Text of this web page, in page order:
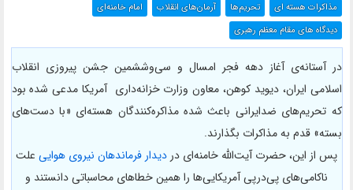
مذاکرات هسته ای تحریم‌ها آرمان‌های انقلاب
امام خامنه‌ای
دیدگاه های مقام معظم رهبری
در آستانه‌ی آغاز دهه فجر امسال و سی‌وششمین جشن پیروزی انقلاب
اسلامی ایران، دیوید کوهن، معاون وزارت خزانه‌داری آمریکا مدعی شده بود
که تحریم‌های ضدایرانی باعث شده مذاکره‌کنندگان هسته‌ای «با دست‌های
بسته» قدم به مذاکرات بگذارند.
پس از این، حضرت آیت‌الله خامنه‌ای در دیدار فرماندهان نیروی هواییعلت
ناکامی‌های پی‌درپی آمریکایی‌ها را همین خطاهای محاسباتی دانستند و